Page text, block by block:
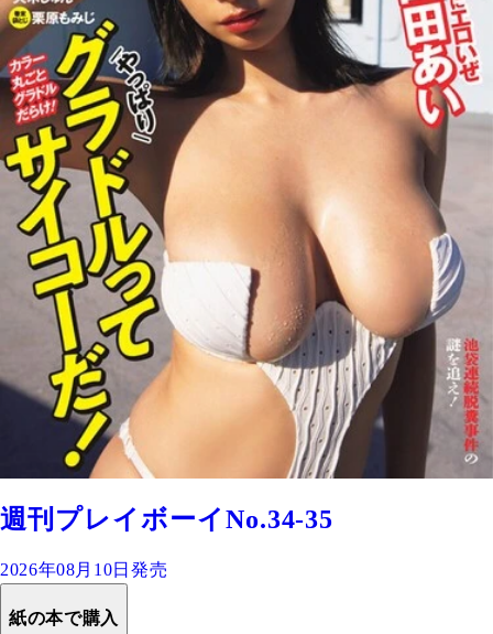
週刊プレイボーイNo.34-35
2026年08月10日発売
紙の本で購入